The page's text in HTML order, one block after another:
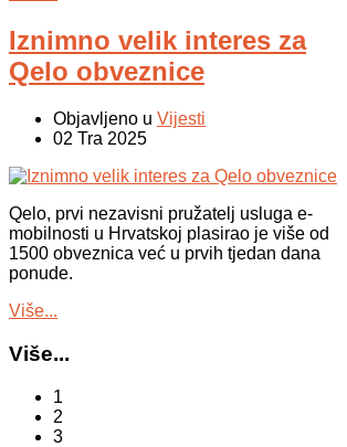
Iznimno velik interes za
Qelo obveznice
Objavljeno u Vijesti
02 Tra 2025
Qelo, prvi nezavisni pružatelj usluga e-
mobilnosti u Hrvatskoj plasirao je više od
1500 obveznica već u prvih tjedan dana
ponude.
Više...
Više...
1
2
3